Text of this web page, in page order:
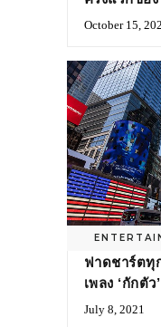
October 15,
ฟาดชาร์ตทุ
เพลง ‘กักตั
July 8, 2021